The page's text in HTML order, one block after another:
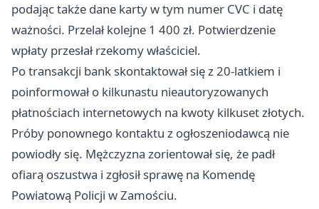
podając także dane karty w tym numer CVC i datę
ważności. Przelał kolejne 1 400 zł. Potwierdzenie
wpłaty przesłał rzekomy właściciel.
Po transakcji bank skontaktował się z 20-latkiem i
poinformował o kilkunastu nieautoryzowanych
płatnościach internetowych na kwoty kilkuset złotych.
Próby ponownego kontaktu z ogłoszeniodawcą nie
powiodły się. Mężczyzna zorientował się, że padł
ofiarą oszustwa i zgłosił sprawę na Komendę
Powiatową Policji w Zamościu.